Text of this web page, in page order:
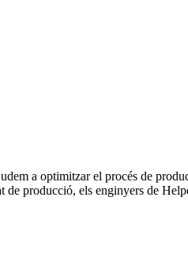
a optimitzar el procés de
producció, els enginyers de